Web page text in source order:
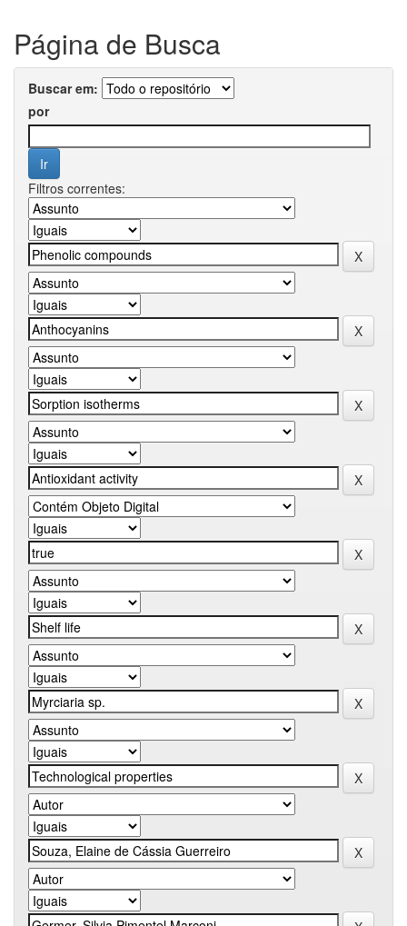
Página de Busca
Buscar em:
por
Filtros correntes: